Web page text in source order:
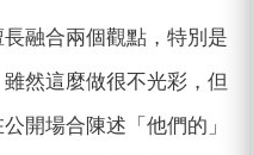
融合兩個觀點，特別是
然這麼做很不光彩，但
開場合陳述「他們的」